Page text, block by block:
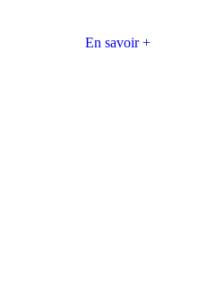
En savoir +